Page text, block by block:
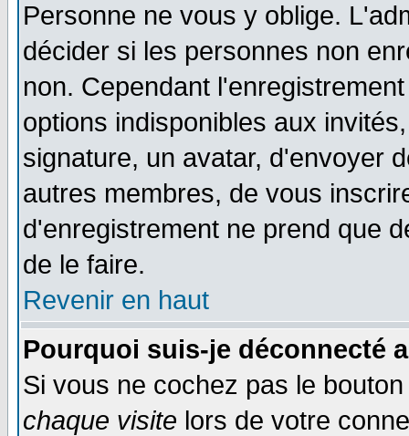
Personne ne vous y oblige.
décider si les personnes non
non. Cependant
options indisponibles aux
signature, un avatar, d'envoyer
autres membres, de vous
d'enregistrement ne prend que
de le faire.
Revenir en haut
Pourquoi suis-je déconnecté
Si vous ne cochez pas le
chaque visite lors de votre